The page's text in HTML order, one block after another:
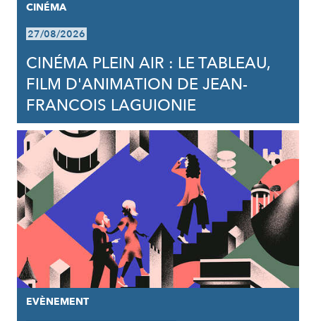
CINÉMA
27/08/2026
CINÉMA PLEIN AIR : LE TABLEAU,
FILM D'ANIMATION DE JEAN-
FRANCOIS LAGUIONIE
EVÈNEMENT